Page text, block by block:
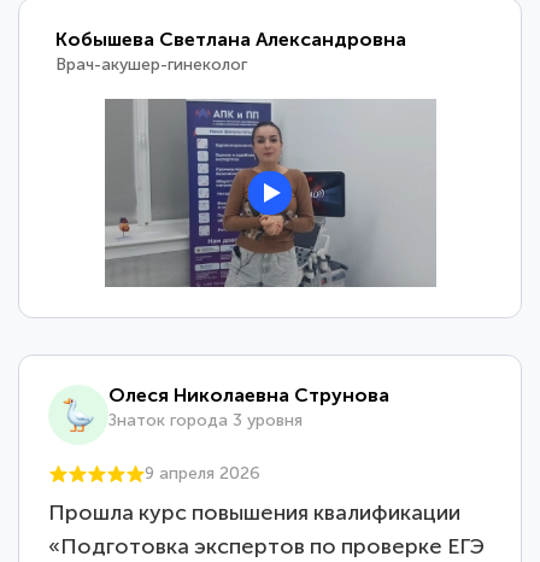
Кобышева Светлана Александровна
Врач-акушер-гинеколог
Олеся Николаевна Струнова
Знаток города 3 уровня
9 апреля 2026
Прошла курс повышения квалификации
«Подготовка экспертов по проверке ЕГЭ